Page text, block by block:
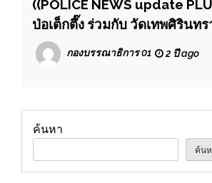
((POLICE NEWS update
ป่อเต็กตึ๊ง ร่วมกับ วัดเทพศิรินท
ราชวรวิหาร จัดพิธีทิ้งกระจาด แ
อุปโภคบริโภคและชุดยาสามัญ
กองบรรณาธิการ 01 2 ปี ago
ค้นหา
ค้น